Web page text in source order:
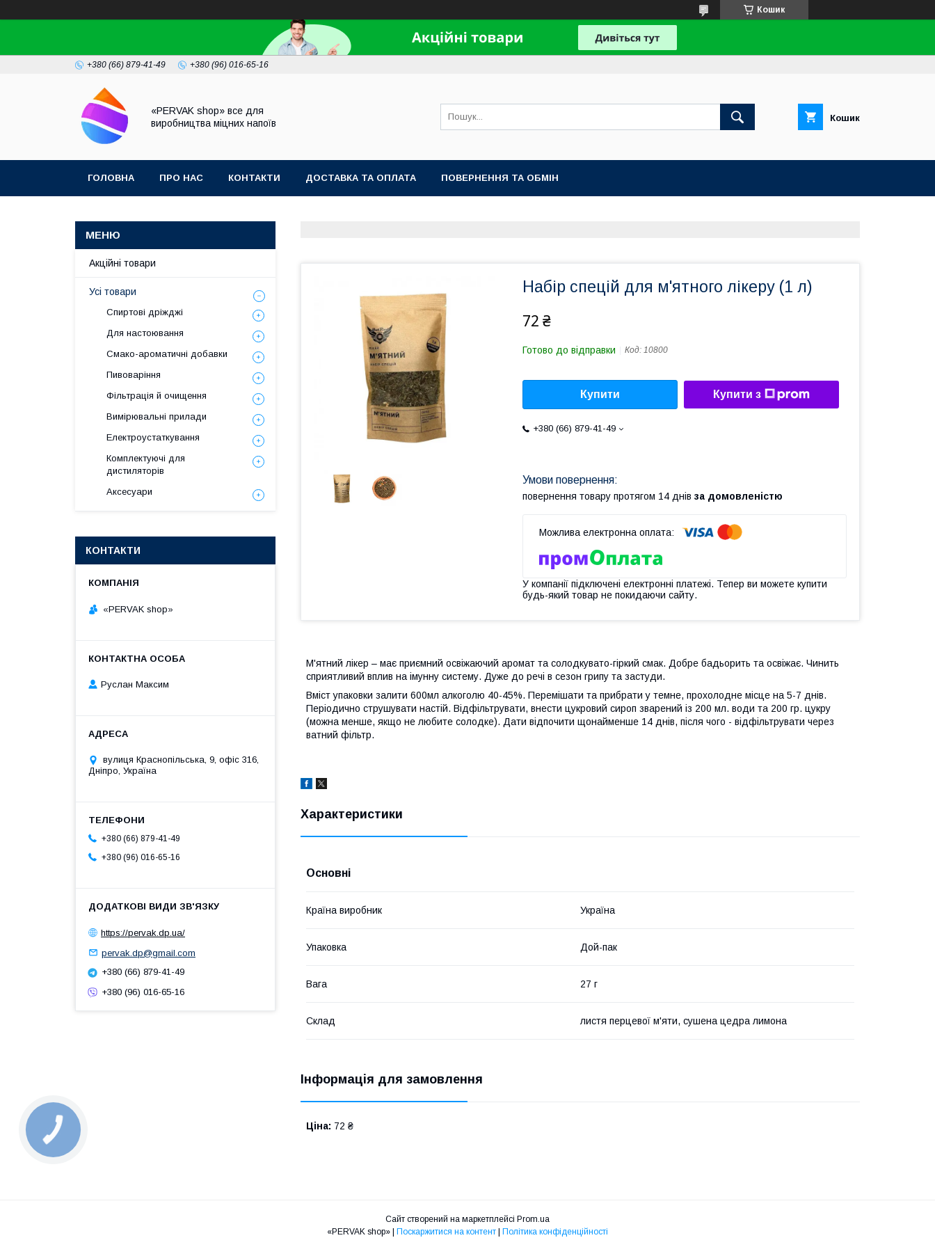
Кошик
+380 (66) 879-41-49 +380 (96) 016-65-16
«PERVAK shop» все для
виробництва міцних напоїв
Кошик
ГОЛОВНА ПРО НАС КОНТАКТИ ДОСТАВКА ТА ОПЛАТА ПОВЕРНЕННЯ ТА ОБМІН
Набір спецій для м'ятного лікеру (1 л)
72 ₴
Готово до відправки Код: 10800
Купити Купити з
+380 (66) 879-41-49
повернення товару протягом 14 днів за домовленістю
У компанії підключені електронні платежі. Тепер ви можете купити
будь-який товар не покидаючи сайту.
М'ятний лікер – має приємний освіжаючий аромат та солодкувато-гіркий смак. Добре бадьорить та освіжає. Чинить
сприятливий вплив на імунну систему. Дуже до речі в сезон грипу та застуди.
Вміст упаковки залити 600мл алкоголю 40-45%. Перемішати та прибрати у темне, прохолодне місце на 5-7 днів.
Періодично струшувати настій. Відфільтрувати, внести цукровий сироп зварений із 200 мл. води та 200 гр. цукру
(можна менше, якщо не любите солодке). Дати відпочити щонайменше 14 днів, після чого - відфільтрувати через
ватний фільтр.
Характеристики
Основні
Країна виробник Україна
Упаковка Дой-пак
Вага 27 г
Склад листя перцевої м'яти, сушена цедра лимона
Інформація для замовлення
Ціна: 72 ₴
Акційні товари
Усі товари
Спиртові дріжджі
Для настоювання
Смако-ароматичні добавки
Пивоваріння
Фільтрація й очищення
Вимірювальні прилади
Електроустаткування
Комплектуючі для
дистиляторів
Аксесуари
КОНТАКТИ
«PERVAK shop»
Руслан Максим
вулиця Краснопільська, 9, офіс 316,
Дніпро, Україна
+380 (66) 879-41-49
+380 (96) 016-65-16
https://pervak.dp.ua/
pervak.dp@gmail.com
+380 (66) 879-41-49
+380 (96) 016-65-16
Сайт створений на маркетплейсі Prom.ua
«PERVAK shop» | Поскаржитися на контент | Політика конфіденційності
КНОПКА
ЗВ'ЯЗКУ